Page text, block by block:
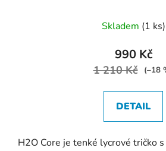
Skladem (1 ks)
990 Kč
1 210 Kč (–18
DETAIL
H2O Core je tenké lycrové tričko